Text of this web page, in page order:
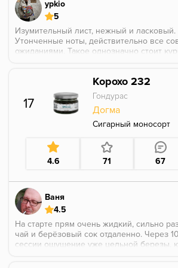
ypkio
5
Изумительный лист, нежный и ласковый.
Утонченные ноты, действительно все
ожиданиями. Такое однозначно стоит
17
Корохо 232
Гондурас
Догма
Сигарный моносорт
4.6 71 67
Ваня
4.5
На старте прям очень жидкий, сильно
чай и берёзовый сок отдаленно. Через
сессии ощущение уже цельной березы,